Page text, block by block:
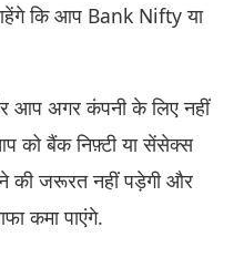
कि आप Bank Nifty या
आप अगर कंपनी के लिए नहीं
को बैंक निफ़्टी या सेंसेक्स
की जरूरत नहीं पड़ेगी और
कमा पाएंगे.